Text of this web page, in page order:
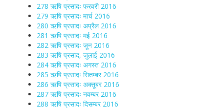
278 ऋषि प्रसादः फरवरी 2016
279 ऋषि प्रसादः मार्च 2016
280 ऋषि प्रसादः अप्रैल 2016
281 ऋषि प्रसादः मई 2016
282 ऋषि प्रसादः जून 2016
283 ऋषि प्रसाद, जुलाई 2016
284 ऋषि प्रसादः अगस्त 2016
285 ऋषि प्रसादः सितम्बर 2016
286 ऋषि प्रसादः अक्तूबर 2016
287 ऋषि प्रसादः नवम्बर 2016
288 ऋषि प्रसादः दिसम्बर 2016